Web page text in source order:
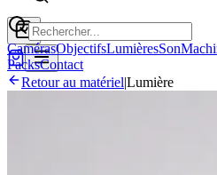
CamérasObjectifsLumièresSon
PacksContact
Retour au matériel|Lumière